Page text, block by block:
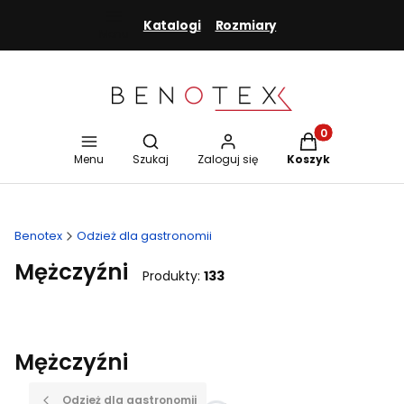
Katalogi Rozmiary
Menu
Otwórz wyszukiwarkę
Szukaj Zaloguj się
Produkty w
Koszyk
Benotex Odzież dla gastronomii
Mężczyźni Produkty: 133
Mężczyźni
Odzież dla gastronomii